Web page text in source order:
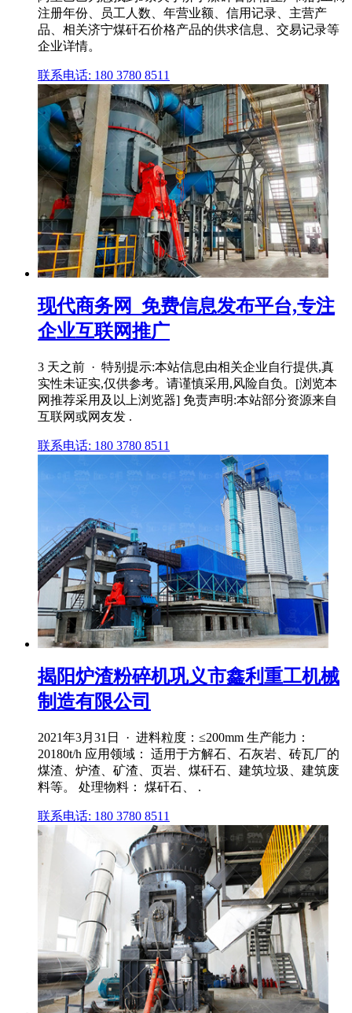
注册年份、员工人数、年营业额、信用记录、主营产
品、相关济宁煤矸石价格产品的供求信息、交易记录等
企业详情。
联系电话: 180 3780 8511
现代商务网_免费信息发布平台,专注
企业互联网推广
3 天之前 · 特别提示:本站信息由相关企业自行提供,真
实性未证实,仅供参考。请谨慎采用,风险自负。[浏览本
网推荐采用及以上浏览器] 免责声明:本站部分资源来自
互联网或网友发 .
联系电话: 180 3780 8511
揭阳炉渣粉碎机巩义市鑫利重工机械
制造有限公司
2021年3月31日 · 进料粒度：≤200mm 生产能力：
20180t/h 应用领域： 适用于方解石、石灰岩、砖瓦厂的
煤渣、炉渣、矿渣、页岩、煤矸石、建筑垃圾、建筑废
料等。 处理物料： 煤矸石、 .
联系电话: 180 3780 8511